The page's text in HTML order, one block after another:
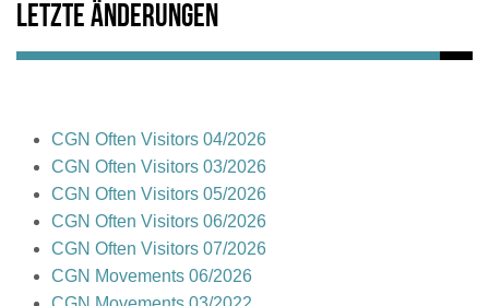
Letzte Änderungen
CGN Often Visitors 04/2026
CGN Often Visitors 03/2026
CGN Often Visitors 05/2026
CGN Often Visitors 06/2026
CGN Often Visitors 07/2026
CGN Movements 06/2026